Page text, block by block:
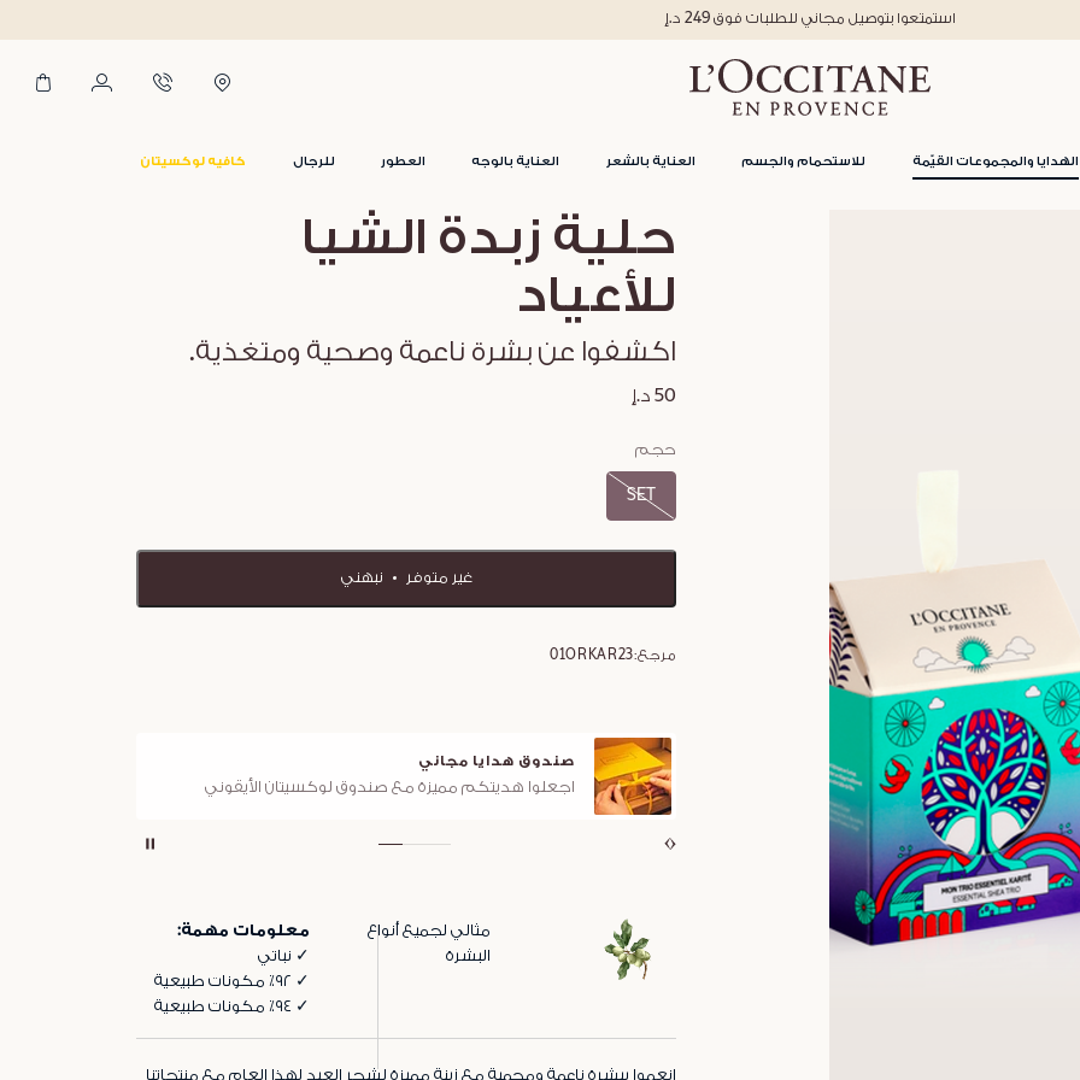
الهدايا والمجموعات القيّمة للاستحمام والجسم العناية بالشعر العناية بالوجه العطور للرجال كافيه لوكسيتان
استمتعوا بتوصيل مجاني للطلبات فوق 249 د.إ
حلية زبدة الشيا
للأعياد
اكشفوا عن بشرة ناعمة وصحية ومتغذية.
50 د.إ
حجم
SET
غير متوفر نبهني
مرجع:01ORKAR23
صندوق هدايا مجاني
اجعلوا هديتكم مميزة مع صندوق لوكسيتان الأيقوني
مثالي لجميع أنواع
البشرة
معلومات مهمة:
✓ نباتي
✓ ٩٢٪ مكونات طبيعية
✓ ٩٤٪ مكونات طبيعية
انعموا ببشرة ناعمة ومحمية مع زينة مميزة لشجر العيد لهذا العام مع منتجاتنا